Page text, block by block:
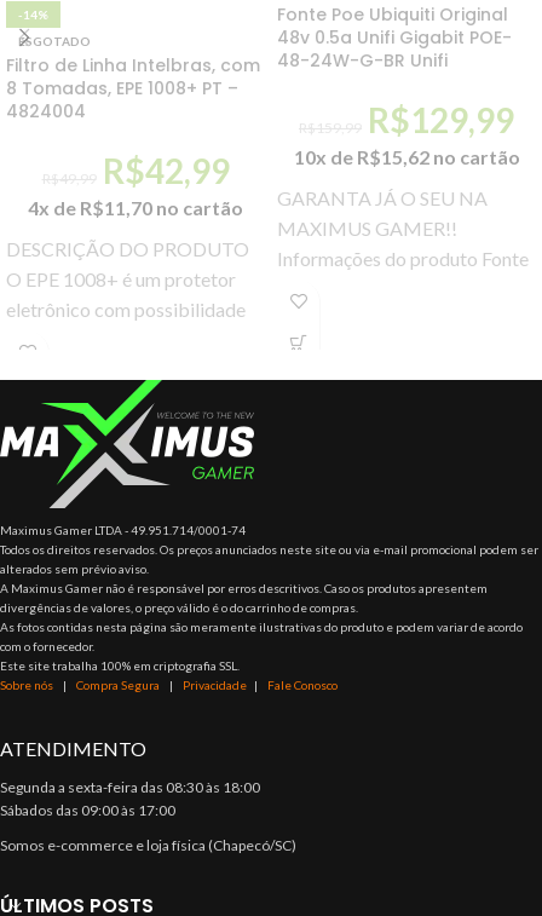
-14%
ESGOTADO
Filtro de Linha Intelbras, com
8 Tomadas, EPE 1008+ PT –
4824004
R$49,99 R$42,99
4x de R$11,70 no cartão
DESCRIÇÃO DO PRODUTO
O EPE 1008+ é um protetor
eletrônico com possibilidade
de até oito conexões para seus
Fonte Poe Ubiquiti Original
48v 0.5a Unifi Gigabit POE-
48-24W-G-BR Unifi
R$159,99 R$129,99
10x de R$15,62 no cartão
GARANTA JÁ O SEU NA
MAXIMUS GAMER!!
Informações do produto Fonte
PoE Ubiquiti Original 48v 0.5a
BR Unifi
Maximus Gamer LTDA - 49.951.714/0001-74
Todos os direitos reservados. Os preços anunciados neste site ou via e-mail promocional podem ser
alterados sem prévio aviso.
A Maximus Gamer não é responsável por erros descritivos. Caso os produtos apresentem
divergências de valores, o preço válido é o do carrinho de compras.
As fotos contidas nesta página são meramente ilustrativas do produto e podem variar de acordo
com o fornecedor.
Este site trabalha 100% em criptografia SSL.
Sobre nós | Compra Segura | Privacidade | Fale Conosco
ATENDIMENTO
Segunda a sexta-feira das 08:30 às 18:00
Sábados das 09:00 às 17:00
Somos e-commerce e loja física (Chapecó/SC)
ÚLTIMOS POSTS